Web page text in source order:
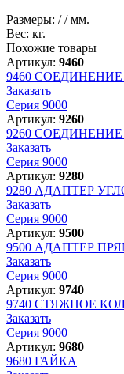
Размеры: //мм.
Вес: кг.
Похожие товары
Артикул: 9460
9460
Заказать
Серия 9000
Артикул: 9260
9260 СОЕДИНЕНИЕ
Заказать
Серия 9000
Артикул: 9280
9280 АДАПТЕР
Заказать
Серия 9000
Артикул: 9500
9500 АДАПТЕР
Заказать
Серия 9000
Артикул: 9740
9740 СТЯЖНОЕ
Заказать
Серия 9000
Артикул: 9680
9680 ГАЙКА